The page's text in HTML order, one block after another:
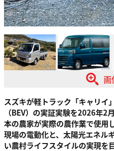
画
スズキが軽トラック「キャリイ
（BEV）の実証実験を2026年2
本の農家が実際の農作業で使用
現場の電動化と、太陽光エネル
い農村ライフスタイルの実現を